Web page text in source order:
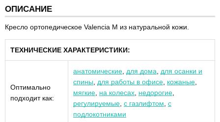
ОПИСАНИЕ
Кресло ортопедическое Valencia M из натуральной кожи.
ТЕХНИЧЕСКИЕ ХАРАКТЕРИСТИКИ:
Оптимально
подходит как:
анатомические для дома
для осанки и
спины
для работы в офисе кожаные
мягкие на колесах недорогие
регулируемые с газлифтом с
подлокотниками